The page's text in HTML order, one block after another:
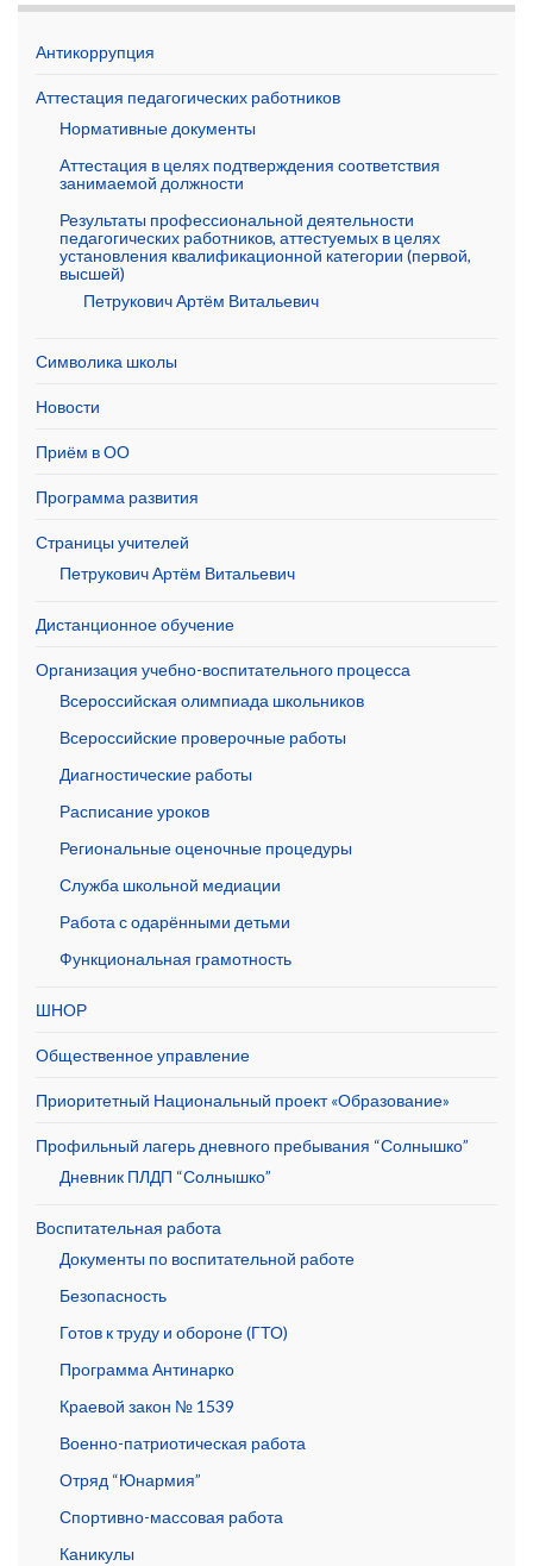
Антикоррупция
Аттестация педагогических работников
Нормативные документы
Аттестация в целях подтверждения соответствия
занимаемой должности
Результаты профессиональной деятельности
педагогических работников, аттестуемых в целях
установления квалификационной категории (первой,
высшей)
Петрукович Артём Витальевич
Символика школы
Новости
Приём в ОО
Программа развития
Страницы учителей
Петрукович Артём Витальевич
Дистанционное обучение
Организация учебно-воспитательного процесса
Всероссийская олимпиада школьников
Всероссийские проверочные работы
Диагностические работы
Расписание уроков
Региональные оценочные процедуры
Служба школьной медиации
Работа с одарёнными детьми
Функциональная грамотность
ШНОР
Общественное управление
Приоритетный Национальный проект «Образование»
Профильный лагерь дневного пребывания “Солнышко”
Дневник ПЛДП “Солнышко”
Воспитательная работа
Документы по воспитательной работе
Безопасность
Готов к труду и обороне (ГТО)
Программа Антинарко
Краевой закон № 1539
Военно-патриотическая работа
Отряд “Юнармия”
Спортивно-массовая работа
Каникулы